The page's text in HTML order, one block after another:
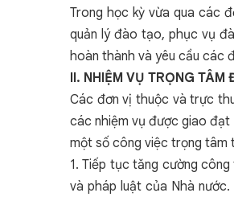
Trong học kỳ vừa qua các
quản lý đào tạo, phục vụ
hoàn thành và yêu cầu các
II. NHIỆM VỤ TRỌNG
Các đơn vị thuộc và trực
các nhiệm vụ được giao
một số công việc trọng tâm
1. Tiếp tục tăng cường
và pháp luật của Nhà